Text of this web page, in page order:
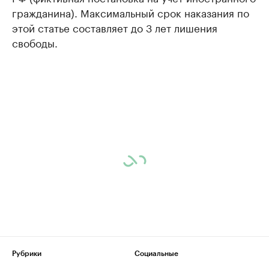
гражданина). Максимальный срок наказания по
этой статье составляет до 3 лет лишения
свободы.
Рубрики
Социальные